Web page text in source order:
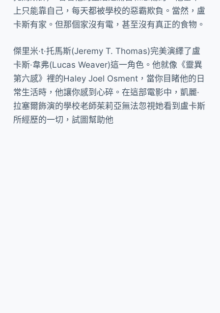
上只能靠自己，每天都被學校的惡霸欺負。當然，盧
卡斯有家。但那個家沒有電，甚至沒有真正的食物。
傑里米·t·托馬斯(Jeremy T. Thomas)完美演繹了盧
卡斯·韋弗(Lucas Weaver)這一角色。他就像《靈異
第六感》裡的Haley Joel Osment，當你目睹他的日
常生活時，他讓你感到心碎。在這部電影中，凱麗·
拉塞爾飾演的學校老師茱莉亞無法忽視她看到盧卡斯
所經歷的一切，試圖幫助他